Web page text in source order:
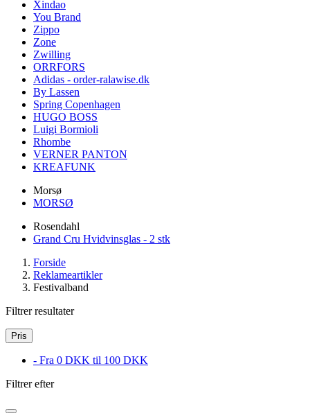
Xindao
You Brand
Zippo
Zone
Zwilling
ORRFORS
Adidas - order-ralawise.dk
By Lassen
Spring Copenhagen
HUGO BOSS
Luigi Bormioli
Rhombe
VERNER PANTON
KREAFUNK
Morsø
MORSØ
Rosendahl
Grand Cru Hvidvinsglas - 2 stk
Forside
Reklameartikler
Festivalband
Filtrer resultater
Pris
- Fra 0 DKK til 100 DKK
Filtrer efter